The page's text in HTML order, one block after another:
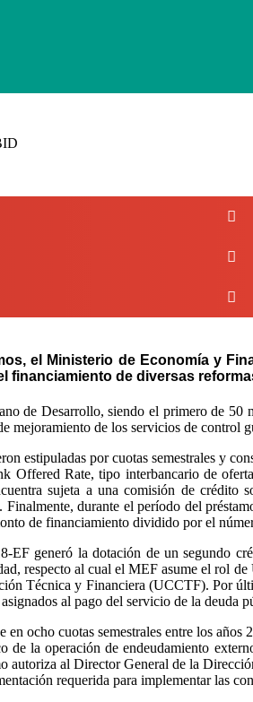
el Ministerio de Economía y
financiamiento de diversas
de Desarrollo, siendo el primero de
mejoramiento de los servicios de
estipuladas por cuotas semestrales y
Offered Rate, tipo interbancario de
sujeta a una comisión de crédito
durante el período del
de financiamiento dividido por el
EF generó la dotación de un segundo
respecto al cual el MEF asume el rol
Técnica y Financiera (UCCTF). Por
al pago del servicio de la deuda
en ocho cuotas semestrales entre los
de la operación de endeudamiento
autoriza al Director General de la
requerida para implementar las